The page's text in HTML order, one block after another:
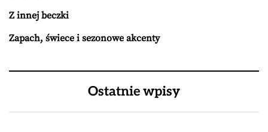
Z innej beczki
Zapach, świece i sezonowe akcenty
Ostatnie wpisy